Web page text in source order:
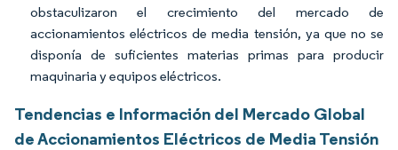
obstaculizaron el crecimiento del mercado de
accionamientos eléctricos de media tensión, ya que no se
disponía de suficientes materias primas para producir
maquinaria y equipos eléctricos.
Tendencias e Información del Mercado Global
de Accionamientos Eléctricos de Media Tensión